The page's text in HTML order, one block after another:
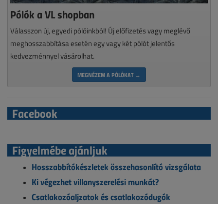
Pólók a VL shopban
Válasszon új, egyedi pólóinkból! Új előfizetés vagy meglévő
meghosszabbítása esetén egy vagy két pólót jelentős
kedvezménnyel vásárolhat.
MEGNÉZEM A PÓLÓKAT →
Facebook
Figyelmébe ajánljuk
Hosszabbítókészletek összehasonlító vizsgálata
Ki végezhet villanyszerelési munkát?
Csatlakozóaljzatok és csatlakozódugók